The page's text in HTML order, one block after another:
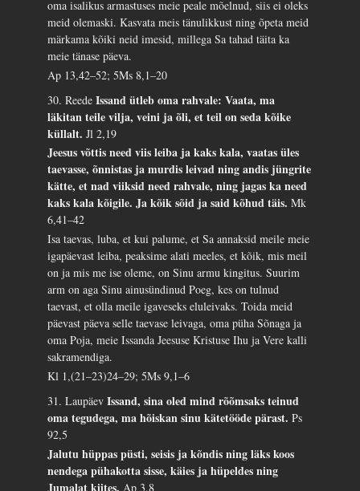
oma isalikus armastuses meie peale mõelnud, siis ei oleks
meid olemaski. Kasvata meis tänulikkust ning õpeta meid
märkama kõiki neid imesid, millega Sa tahad täita ka
meie tänase päeva.
Ap 13,42–52; 5Ms 8,1–20
30. ReedeIssand ütleb oma rahvale: Vaata, ma
läkitan teile vilja, veini ja õli, et teil on seda kõike
küllalt.Jl 2,19
Jeesus võttis need viis leiba ja kaks kala, vaatas üles
taevasse, õnnistas ja murdis leivad ning andis jüngrite
kätte, et nad viiksid need rahvale, ning jagas ka need
kaks kala kõigile. Ja kõik sõid ja said kõhud täis.Mk
6,41–42
Isa taevas, luba, et kui palume, et Sa annaksid meile meie
igapäevast leiba, peaksime alati meeles, et kõik, mis meil
on ja mis me ise oleme, on Sinu armu kingitus. Suurim
arm on aga Sinu ainusündinud Poeg, kes on tulnud
taevast, et olla meile igaveseks eluleivaks. Toida meid
päevast päeva selle taevase leivaga, oma püha Sõnaga ja
oma Poja, meie Issanda Jeesuse Kristuse Ihu ja Vere kalli
sakramendiga.
Kl 1,(21–23)24–29; 5Ms 9,1–6
31. LaupäevIssand, sina oled mind rõõmsaks teinud
oma tegudega, ma hõiskan sinu kätetööde pärast.Ps
92,5
Jalutu hüppas püsti, seisis ja kõndis ning läks koos
nendega pühakotta sisse, käies ja hüpeldes ning
Jumalat kiites. Ap 3,8